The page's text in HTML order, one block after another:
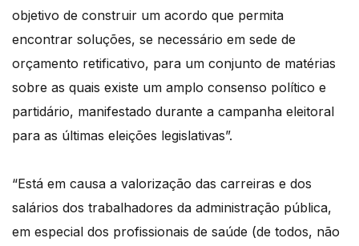
objetivo de construir um acordo que permita
encontrar soluções, se necessário em sede de
orçamento retificativo, para um conjunto de matérias
sobre as quais existe um amplo consenso político e
partidário, manifestado durante a campanha eleitoral
para as últimas eleições legislativas”.
“Está em causa a valorização das carreiras e dos
salários dos trabalhadores da administração pública,
em especial dos profissionais de saúde (de todos, não